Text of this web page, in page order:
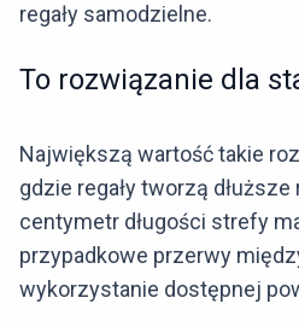
regały samodzielne.
To rozwiązanie dla
Największą wartość takie
gdzie regały tworzą
centymetr długości strefy
przypadkowe przerwy
wykorzystanie dostępnej